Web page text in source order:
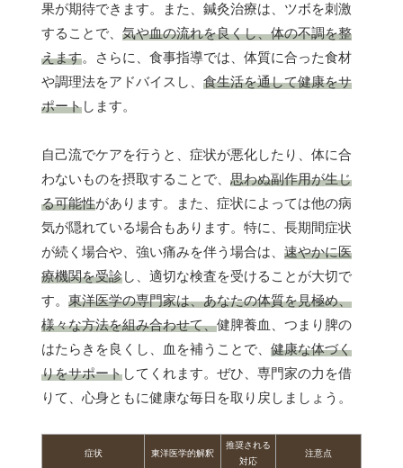
果が期待できます。また、鍼灸治療は、ツボを刺激
することで、 気や血の流れを良くし、体の不調を整
えます。さらに、食事指導では、体質に合った食材
や調理法をアドバイスし、 食生活を通して健康をサ
ポートします。
自己流でケアを行うと、症状が悪化したり、体に合
わないものを摂取することで、 思わぬ副作用が生じ
る可能性があります。また、症状によっては他の病
気が隠れている場合もあります。特に、長期間症状
が続く場合や、強い痛みを伴う場合は、 速やかに医
療機関を受診し、適切な検査を受けることが大切で
す。 東洋医学の専門家は、あなたの体質を見極め、
様々な方法を組み合わせて、健脾養血、つまり脾の
はたらきを良くし、血を補うことで、 健康な体づく
りをサポートしてくれます。ぜひ、専門家の力を借
りて、心身ともに健康な毎日を取り戻しましょう。
症状 東洋医学的解釈
推奨される
対応
注意点